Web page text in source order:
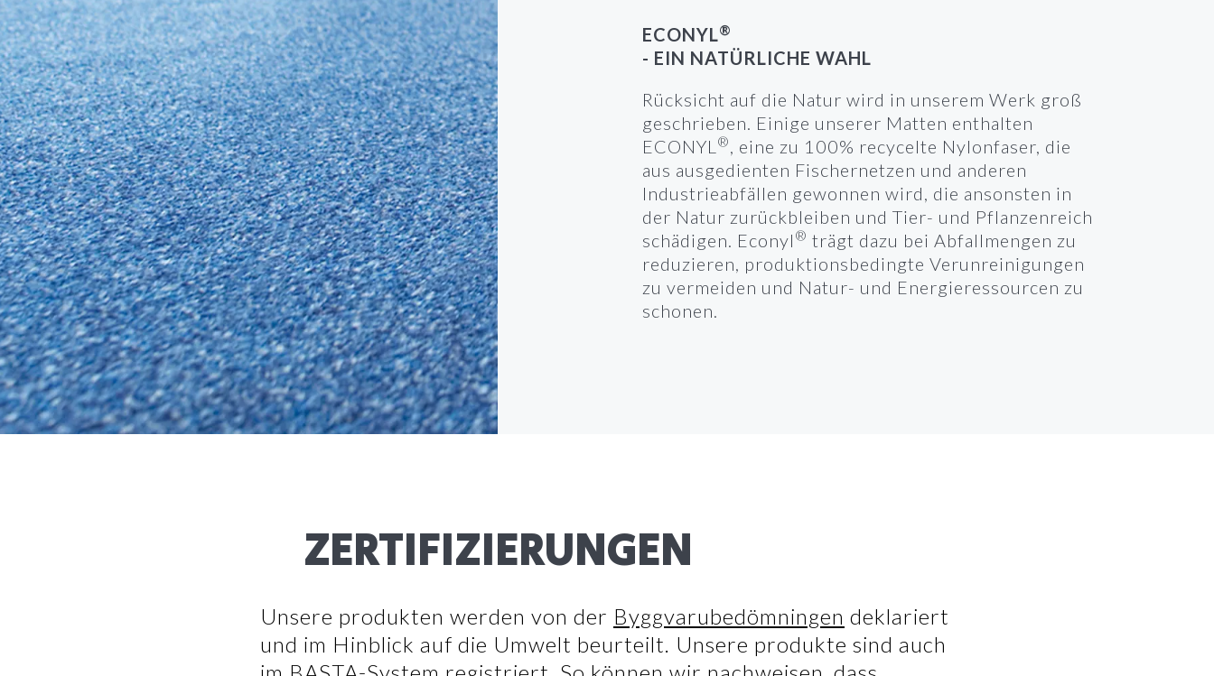
ECONYL®
- EIN NATÜRLICHE WAHL
Rücksicht auf die Natur wird in unserem Werk groß
geschrieben. Einige unserer Matten enthalten
ECONYL ®, eine zu 100% recycelte Nylonfaser, die
aus ausgedienten Fischernetzen und anderen
Industrieabfällen gewonnen wird, die ansonsten in
der Natur zurückbleiben und Tier- und Pflanzenreich
schädigen. Econyl ® trägt dazu bei Abfallmengen zu
reduzieren, produktionsbedingte Verunreinigungen
zu vermeiden und Natur- und Energieressourcen zu
schonen.
ZERTIFIZIERUNGEN
Unsere produkten werden von der Byggvarubedömningen deklariert
und im Hinblick auf die Umwelt beurteilt. Unsere produkte sind auch